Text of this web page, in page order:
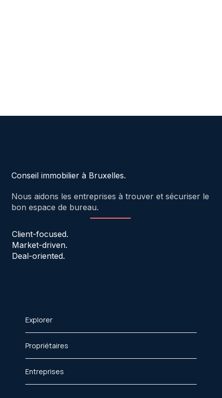
Conseil immobilier à Bruxelles.
Nous aidons les entreprises à trouver et sécuriser le
bon espace de bureau.
Client-focused.
Market-driven.
Deal-oriented.
Explorer
Propriétaires
Entreprises